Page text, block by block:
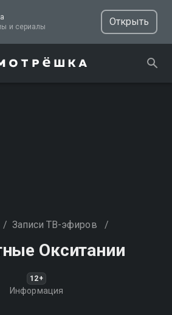
ТВ, фильмы и сериалы
Открыть
/ Записи ТВ-эфиров /
Окситании
12+
Информация